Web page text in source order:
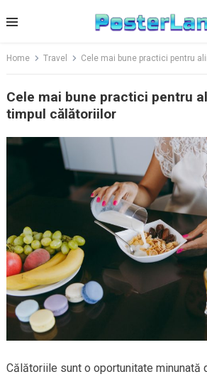
to
Home Travel Cele mai bune practici pentru
Cele mai bune practici pentru
timpul călătoriilor
Călătoriile sunt o oportunitate minunată